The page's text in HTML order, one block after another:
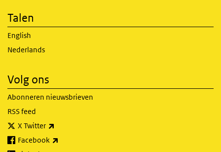
Talen
English
Nederlands
Volg ons
Abonneren nieuwsbrieven
RSS feed
X Twitter
Facebook